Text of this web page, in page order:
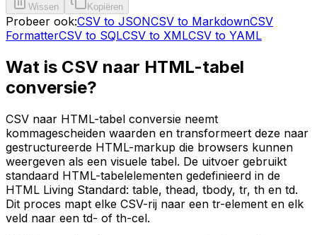
Wissen Kopiëren
Probeer ook:CSV to JSONCSV to MarkdownCSV
FormatterCSV to SQLCSV to XMLCSV to YAML
Wat is CSV naar HTML-tabel
conversie?
CSV naar HTML-tabel conversie neemt
kommagescheiden waarden en transformeert deze naar
gestructureerde HTML-markup die browsers kunnen
weergeven als een visuele tabel. De uitvoer gebruikt
standaard HTML-tabelelementen gedefinieerd in de
HTML Living Standard: table, thead, tbody, tr, th en td.
Dit proces mapt elke CSV-rij naar een tr-element en elk
veld naar een td- of th-cel.